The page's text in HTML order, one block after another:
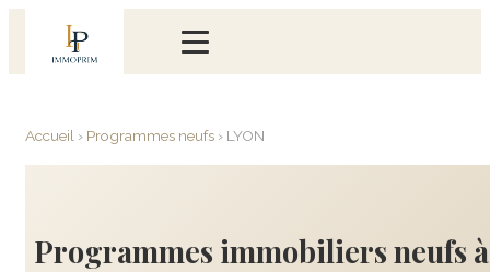
Accueil › Programmes neufs › LYON
Programmes immobiliers neufs à